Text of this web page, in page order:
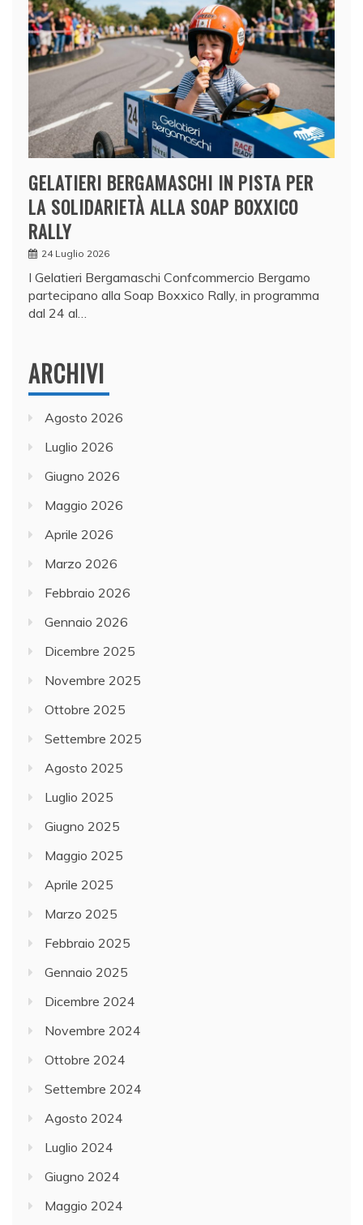
GELATIERI BERGAMASCHI IN PISTA PER
LA SOLIDARIETÀ ALLA SOAP BOXXICO
RALLY
24 Luglio 2026
I Gelatieri Bergamaschi Confcommercio Bergamo
partecipano alla Soap Boxxico Rally, in programma
dal 24 al…
ARCHIVI
Agosto 2026
Luglio 2026
Giugno 2026
Maggio 2026
Aprile 2026
Marzo 2026
Febbraio 2026
Gennaio 2026
Dicembre 2025
Novembre 2025
Ottobre 2025
Settembre 2025
Agosto 2025
Luglio 2025
Giugno 2025
Maggio 2025
Aprile 2025
Marzo 2025
Febbraio 2025
Gennaio 2025
Dicembre 2024
Novembre 2024
Ottobre 2024
Settembre 2024
Agosto 2024
Luglio 2024
Giugno 2024
Maggio 2024